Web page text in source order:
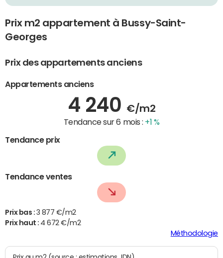
Prix m2 appartement à Bussy-Saint-
Georges
Prix des appartements anciens
Appartements anciens
4 240 €/m2
Tendance sur 6 mois : +1 %
Tendance prix
Tendance ventes
Prix bas : 3 877 €/m2
Prix haut : 4 672 €/m2
Méthodologie